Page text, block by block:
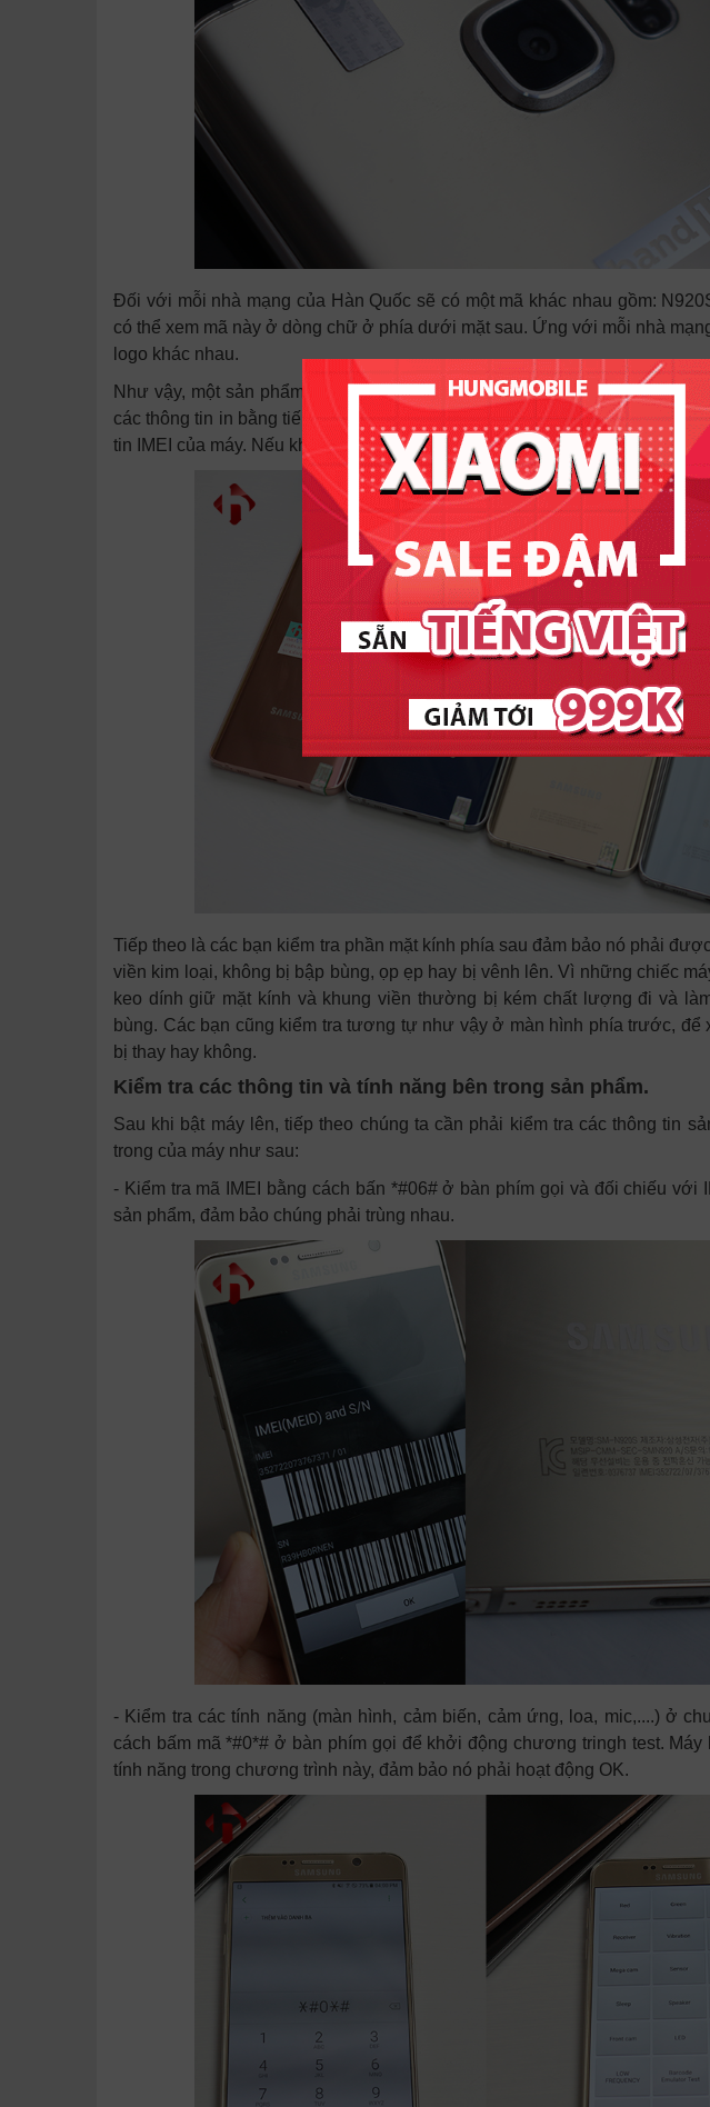
Đối với mỗi nhà mạng của Hàn Quốc sẽ có một mã khác nhau gồm:
có thể xem mã này ở dòng chữ ở phía dưới mặt sau. Ứng với mỗi nhà
logo khác nhau.
Như vậy, một sản phẩm Note 5 Hàn Quốc sẽ phải có mặt sau đầy đủ
các thông tin in bằng tiếng Hàn Quốc ở phía dưới có mã sản phẩm ứng
tin IMEI của máy. Nếu không có đầy đủ những thứ như vậy, chắc chắn máy
Tiếp theo là các bạn kiểm tra phần mặt kính phía sau đảm bảo nó phải
viền kim loại, không bị bập bùng, ọp ẹp hay bị vênh lên. Vì những chiếc
keo dính giữ mặt kính và khung viền thường bị kém chất lượng đi và
bùng. Các bạn cũng kiểm tra tương tự như vậy ở màn hình phía trước, để
bị thay hay không.
Kiểm tra các thông tin và tính năng bên trong sản phẩm.
Sau khi bật máy lên, tiếp theo chúng ta cần phải kiểm tra các thông tin
trong của máy như sau:
- Kiểm tra mã IMEI bằng cách bấn *#06# ở bàn phím gọi và đối chiếu với
sản phẩm, đảm bảo chúng phải trùng nhau.
- Kiểm tra các tính năng (màn hình, cảm biến, cảm ứng, loa, mic,....) ở
cách bấm mã *#0*# ở bàn phím gọi để khởi động chương tringh test. Máy
tính năng trong chương trình này, đảm bảo nó phải hoạt động OK.